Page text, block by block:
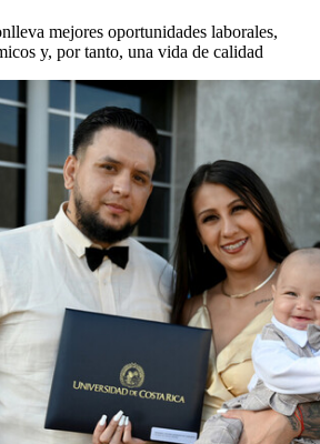
mejores oportunidades laborales,
y, por tanto, una vida de calidad